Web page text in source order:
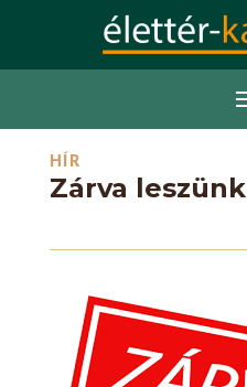
HÍR
Zárva leszünk